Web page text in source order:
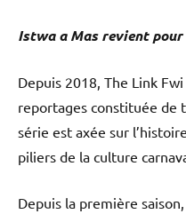
Istwa a Mas revient pour
Depuis 2018, The Link
reportages constituée de
série est axée sur
piliers de la culture
Depuis la première